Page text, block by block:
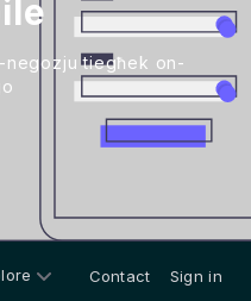
negozju tiegħek on-
Contact Sign in